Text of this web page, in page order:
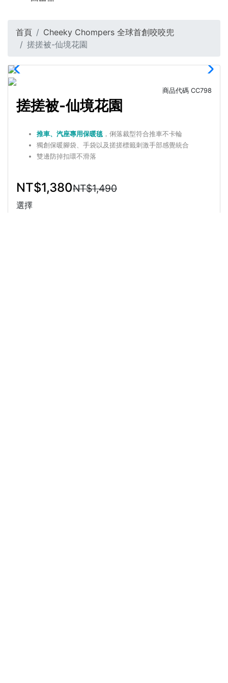
首頁
Cheeky Chompers 全球首創咬咬兜
搓搓被-仙境花園
商品代碼 CC798
搓搓被-仙境花園
推車、汽座專用保暖毯，俐落裁型符合推車不卡輪
獨創保暖腳袋、手袋以及搓搓標籤刺激手部感覺統合
雙邊防掉扣環不滑落
NT$1,380NT$1,490
選擇